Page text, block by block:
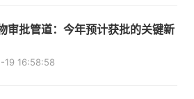
审批管道：今年预计获批的关键新
19 16:58:58